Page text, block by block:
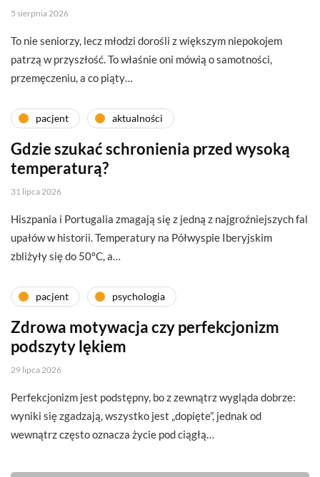
5 sierpnia 2026
To nie seniorzy, lecz młodzi dorośli z większym niepokojem
patrzą w przyszłość. To właśnie oni mówią o samotności,
przemęczeniu, a co piąty…
pacjent aktualności
Gdzie szukać schronienia przed wysoką
temperaturą?
31 lipca 2026
Hiszpania i Portugalia zmagają się z jedną z najgroźniejszych fal
upałów w historii. Temperatury na Półwyspie Iberyjskim
zbliżyły się do 50°C, a…
pacjent psychologia
Zdrowa motywacja czy perfekcjonizm
podszyty lękiem
29 lipca 2026
Perfekcjonizm jest podstępny, bo z zewnątrz wygląda dobrze:
wyniki się zgadzają, wszystko jest „dopięte”, jednak od
wewnątrz często oznacza życie pod ciągłą…